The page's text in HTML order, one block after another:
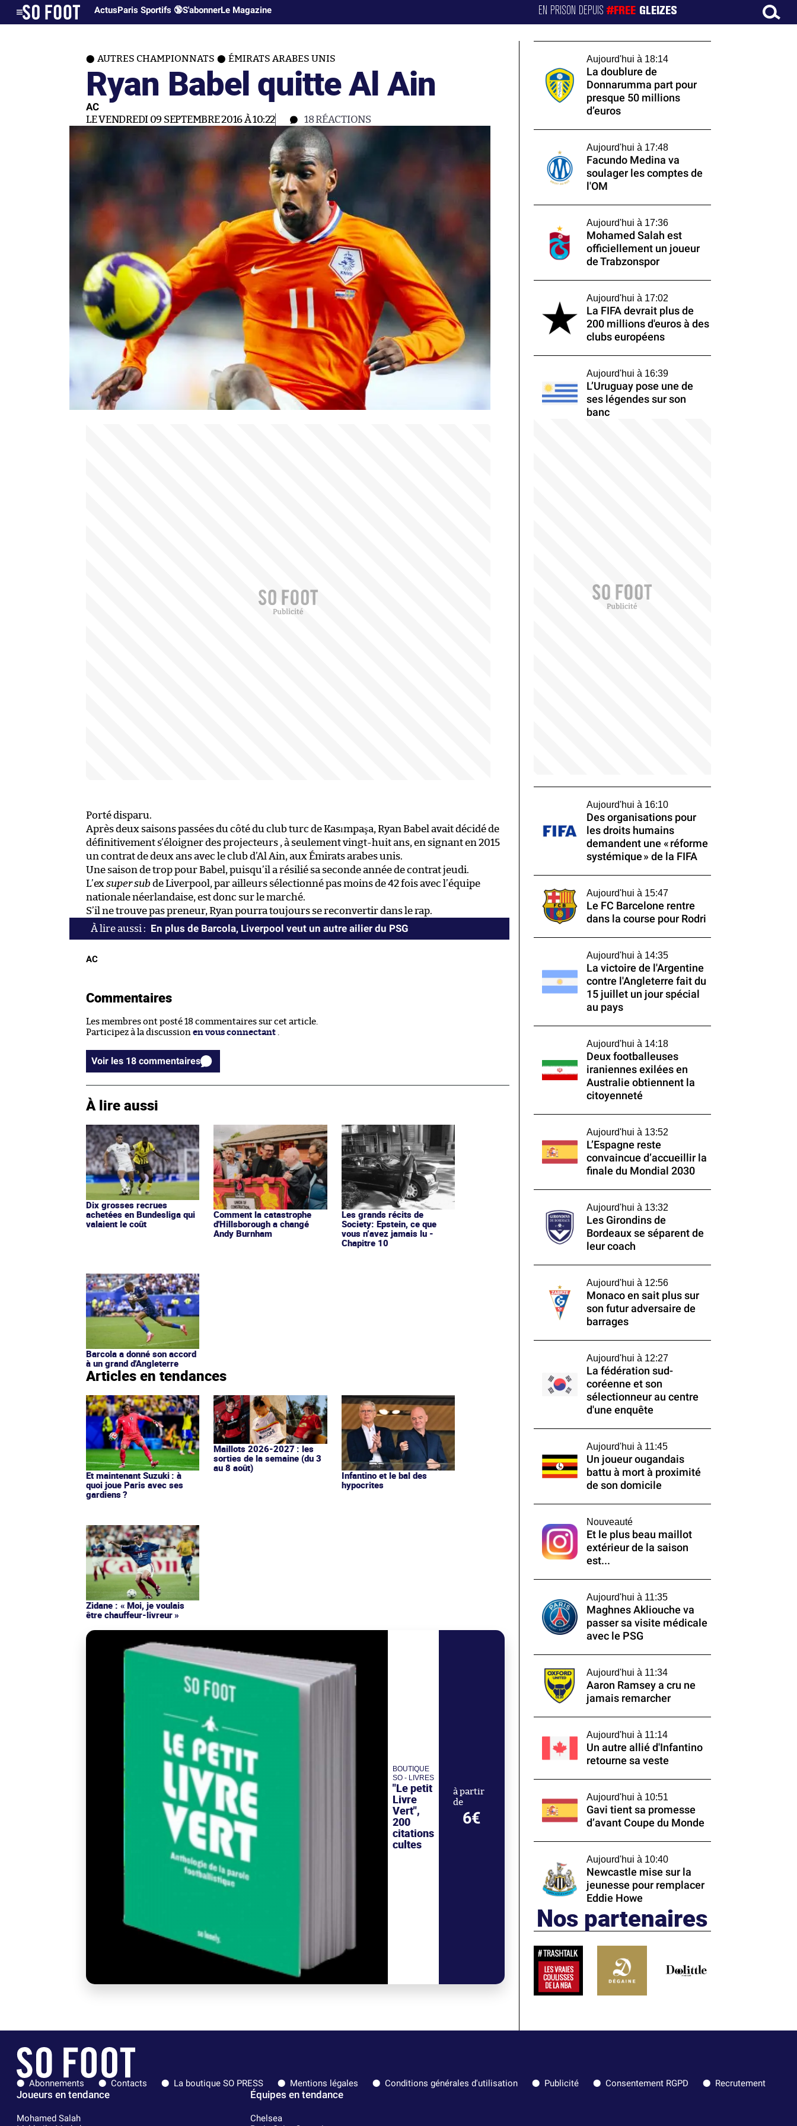
ActusParis Sportifs 🔞S'abonnerLe Magazine EN PRISON DEPUIS#FREE GLEIZES
AUTRES CHAMPIONNATS ÉMIRATS ARABES UNIS
Ryan Babel quitte Al Ain
AC
LE VENDREDI 09 SEPTEMBRE 2016 À 10:22 18RÉACTIONS
Porté disparu.
Après deux saisons passées du côté du club turc de Kasımpaşa, Ryan Babel avait décidé de
définitivement s’éloigner des projecteurs , à seulement vingt-huit ans, en signant en 2015
un contrat de deux ans avec le club d’Al Ain, aux Émirats arabes unis.
Une saison de trop pour Babel, puisqu’il a résilié sa seconde année de contrat jeudi.
L’ex super sub de Liverpool, par ailleurs sélectionné pas moins de 42 fois avec l’équipe
nationale néerlandaise, est donc sur le marché.
S’il ne trouve pas preneur, Ryan pourra toujours se reconvertir dans le rap.
En plus de Barcola, Liverpool veut un autre ailier du PSG
AC
Commentaires
Les membres ont posté 18 commentaires sur cet article.
Participez à la discussion en vous connectant
Voir les 18 commentaires
À lire aussi
Dix grosses recrues
achetées en Bundesliga qui
valaient le coût
Comment la catastrophe
d'Hillsborough a changé
Andy Burnham
Les grands récits de
Society: Epstein, ce que
vous n’avez jamais lu -
Chapitre 10
Barcola a donné son accord
à un grand d'Angleterre
Articles en tendances
Et maintenant Suzuki : à
quoi joue Paris avec ses
gardiens ?
Maillots 2026-2027 : les
sorties de la semaine (du 3
au 8 août)
Infantino et le bal des
hypocrites
Zidane : « Moi, je voulais
être chauffeur-livreur »
BOUTIQUE
SO - LIVRES
"Le petit
Livre
Vert",
200
citations
cultes
à partir
de
6€
Aujourd'hui à 18:14
La doublure de
Donnarumma part pour
presque 50 millions
d’euros
Aujourd'hui à 17:48
Facundo Medina va
soulager les comptes de
l'OM
Aujourd'hui à 17:36
Mohamed Salah est
officiellement un joueur
de Trabzonspor
Aujourd'hui à 17:02
La FIFA devrait plus de
200 millions d'euros à des
clubs européens
Aujourd'hui à 16:39
L’Uruguay pose une de
ses légendes sur son
banc
Aujourd'hui à 16:10
Des organisations pour
les droits humains
demandent une « réforme
systémique » de la FIFA
Aujourd'hui à 15:47
Le FC Barcelone rentre
dans la course pour Rodri
Aujourd'hui à 14:35
La victoire de l'Argentine
contre l'Angleterre fait du
15 juillet un jour spécial
au pays
Aujourd'hui à 14:18
Deux footballeuses
iraniennes exilées en
Australie obtiennent la
citoyenneté
Aujourd'hui à 13:52
L’Espagne reste
convaincue d’accueillir la
finale du Mondial 2030
Aujourd'hui à 13:32
Les Girondins de
Bordeaux se séparent de
leur coach
Aujourd'hui à 12:56
Monaco en sait plus sur
son futur adversaire de
barrages
Aujourd'hui à 12:27
La fédération sud-
coréenne et son
sélectionneur au centre
d'une enquête
Aujourd'hui à 11:45
Un joueur ougandais
battu à mort à proximité
de son domicile
Nouveauté
Et le plus beau maillot
extérieur de la saison
est...
Aujourd'hui à 11:35
Maghnes Akliouche va
passer sa visite médicale
avec le PSG
Aujourd'hui à 11:34
Aaron Ramsey a cru ne
jamais remarcher
Aujourd'hui à 11:14
Un autre allié d'Infantino
retourne sa veste
Aujourd'hui à 10:51
Gavi tient sa promesse
d’avant Coupe du Monde
Aujourd'hui à 10:40
Newcastle mise sur la
jeunesse pour remplacer
Eddie Howe
Nos partenaires
Abonnements Contacts La boutique SO PRESS Mentions légales Conditions générales d'utilisation Publicité Consentement RGPD Recrutement
Joueurs en tendance
Mohamed Salah
Équipes en tendance
Chelsea